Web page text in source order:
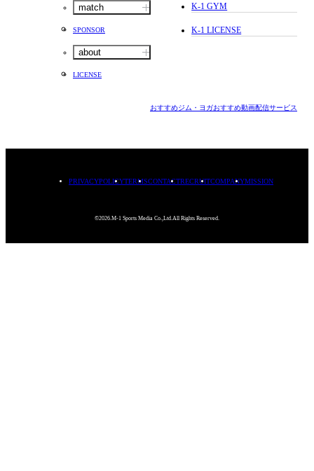
match
SPONSOR
about
LICENSE
K-1 GYM
K-1 LICENSE
おすすめジム・ヨガおすすめ動画配信サービス
PRIVACYPOLICYTERMSCONTACTRECRUITCOMPANYMISSION
©2026.M-1 Sports Media Co.,Ltd.All Rights Reserved.